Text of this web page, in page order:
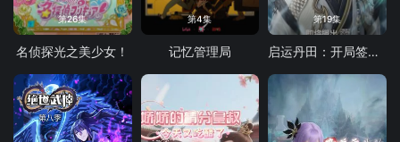
第26集
名侦探光之美少女！
第4集
记忆管理局
第19集
启运丹田：开局签到至尊丹田